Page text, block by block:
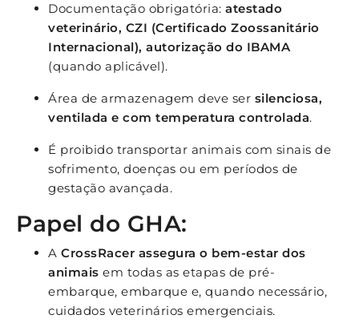
Documentação obrigatória: atestado
veterinário, CZI (Certificado Zoossanitário
Internacional), autorização do IBAMA
(quando aplicável).
Área de armazenagem deve ser silenciosa,
ventilada e com temperatura controlada.
É proibido transportar animais com sinais de
sofrimento, doenças ou em períodos de
gestação avançada.
Papel do GHA:
A CrossRacer assegura o bem-estar dos
animais em todas as etapas de pré-
embarque, embarque e, quando necessário,
cuidados veterinários emergenciais.